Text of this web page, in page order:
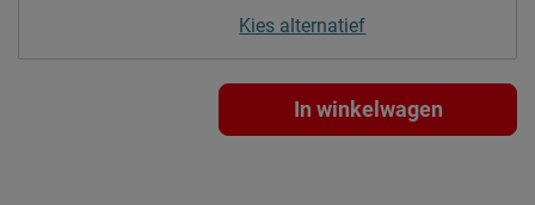
Kies alternatief
In winkelwagen